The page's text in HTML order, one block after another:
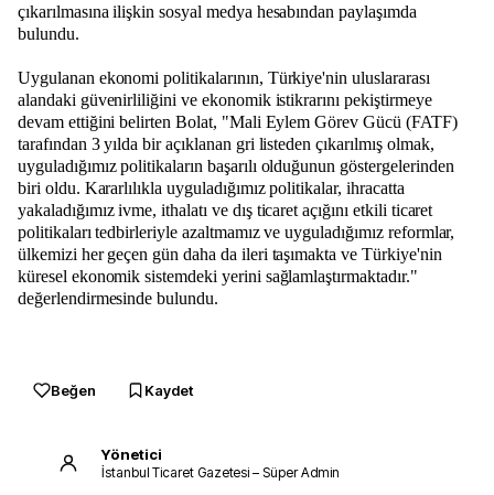
çıkarılmasına ilişkin sosyal medya hesabından paylaşımda
bulundu.
Uygulanan ekonomi politikalarının, Türkiye'nin uluslararası
alandaki güvenirliliğini ve ekonomik istikrarını pekiştirmeye
devam ettiğini belirten Bolat, "Mali Eylem Görev Gücü (FATF)
tarafından 3 yılda bir açıklanan gri listeden çıkarılmış olmak,
uyguladığımız politikaların başarılı olduğunun göstergelerinden
biri oldu. Kararlılıkla uyguladığımız politikalar, ihracatta
yakaladığımız ivme, ithalatı ve dış ticaret açığını etkili ticaret
politikaları tedbirleriyle azaltmamız ve uyguladığımız reformlar,
ülkemizi her geçen gün daha da ileri taşımakta ve Türkiye'nin
küresel ekonomik sistemdeki yerini sağlamlaştırmaktadır."
değerlendirmesinde bulundu.
Beğen Kaydet
Yönetici
İstanbul Ticaret Gazetesi – Süper Admin